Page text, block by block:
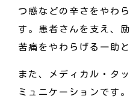
つ感などの辛さをやわ
す。患者さんを支え、
苦痛をやわらげる一助
また、メディカル・タ
ミュニケーションです